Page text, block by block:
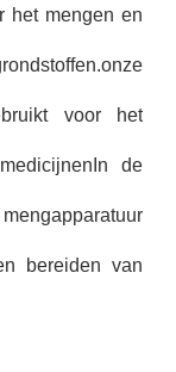
het mengen en
voor het
de
bereiden van